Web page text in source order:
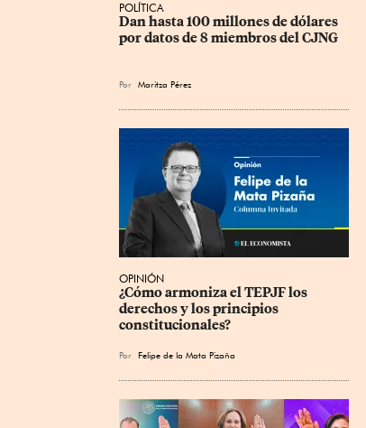
POLÍTICA
Dan hasta 100 millones de dólares
por datos de 8 miembros del CJNG
Por Maritza Pérez
OPINIÓN
¿Cómo armoniza el TEPJF los
derechos y los principios
constitucionales?
Por Felipe de la Mata Pizaña